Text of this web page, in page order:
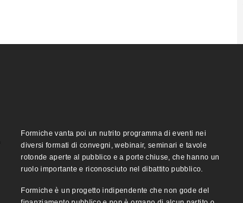
Formiche vanta poi un nutrito programma di eventi nei
diversi formati di convegni, webinair, seminari e tavole
rotonde aperte al pubblico e a porte chiuse, che hanno un
ruolo importante e riconosciuto nel dibattito pubblico.
Formiche è un progetto indipendente che non gode del